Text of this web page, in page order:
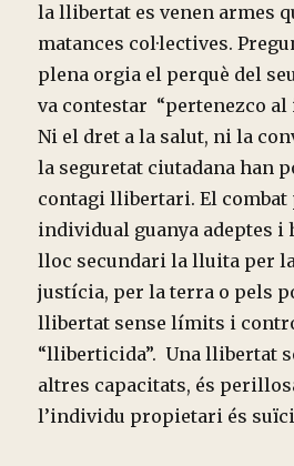
la llibertat es venen armes
matances col·lectives.
plena orgia el perquè del
va contestar “pertenezco al
Ni el dret a la salut, ni la
la seguretat ciutadana han
contagi llibertari. El
individual guanya adeptes i
lloc secundari la lluita per
justícia, per la terra o pels
llibertat sense límits i
“lliberticida”. Una llibertat
altres capacitats, és
l’individu propietari és